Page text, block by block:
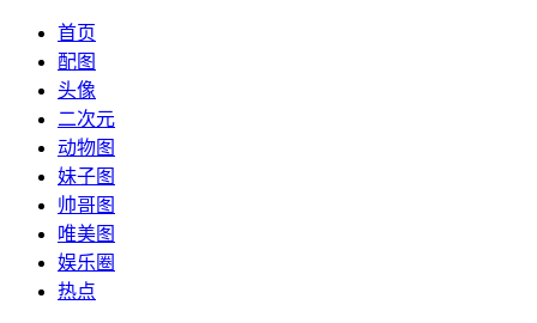
首页
配图
头像
二次元
动物图
妹子图
帅哥图
唯美图
娱乐圈
热点